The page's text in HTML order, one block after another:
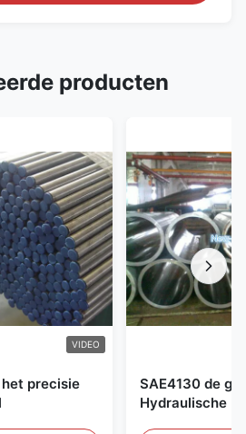
producten
VIDEO
het precisie
SAE4130 de
Hydraulische